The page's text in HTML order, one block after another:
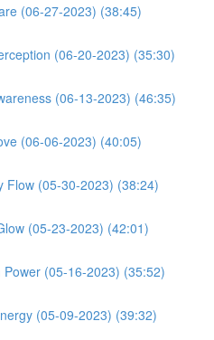
(06-27-2023) (38:45)
(06-20-2023) (35:30)
(06-13-2023) (46:35)
(06-06-2023) (40:05)
Flow (05-30-2023) (38:24)
(05-23-2023) (42:01)
(05-16-2023) (35:52)
(05-09-2023) (39:32)